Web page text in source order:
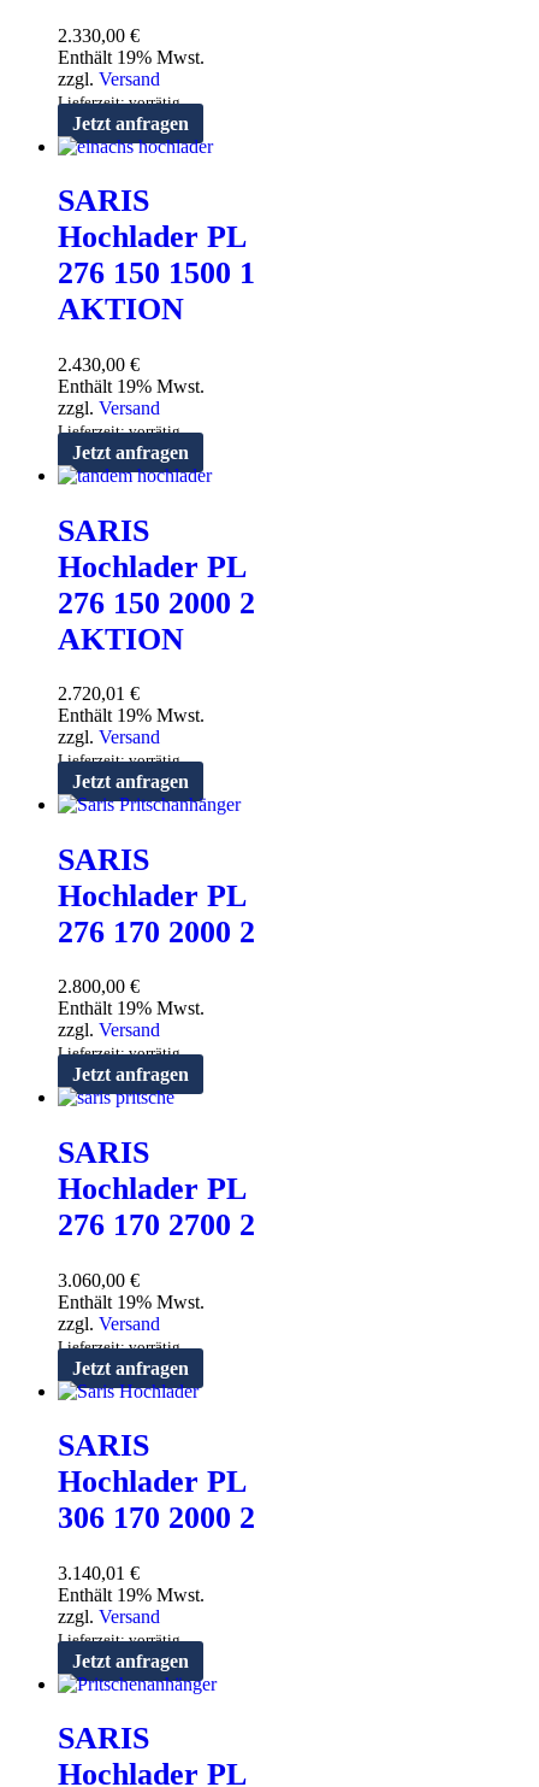
2.330,00 €
Enthält 19% Mwst.
zzgl. Versand
Lieferzeit: vorrätig
Jetzt anfragen
SARIS
Hochlader PL
276 150 1500 1
AKTION
2.430,00 €
Enthält 19% Mwst.
zzgl. Versand
Lieferzeit: vorrätig
Jetzt anfragen
SARIS
Hochlader PL
276 150 2000 2
AKTION
2.720,01 €
Enthält 19% Mwst.
zzgl. Versand
Lieferzeit: vorrätig
Jetzt anfragen
SARIS
Hochlader PL
276 170 2000 2
2.800,00 €
Enthält 19% Mwst.
zzgl. Versand
Lieferzeit: vorrätig
Jetzt anfragen
SARIS
Hochlader PL
276 170 2700 2
3.060,00 €
Enthält 19% Mwst.
zzgl. Versand
Lieferzeit: vorrätig
Jetzt anfragen
SARIS
Hochlader PL
306 170 2000 2
3.140,01 €
Enthält 19% Mwst.
zzgl. Versand
Lieferzeit: vorrätig
Jetzt anfragen
SARIS
Hochlader PL